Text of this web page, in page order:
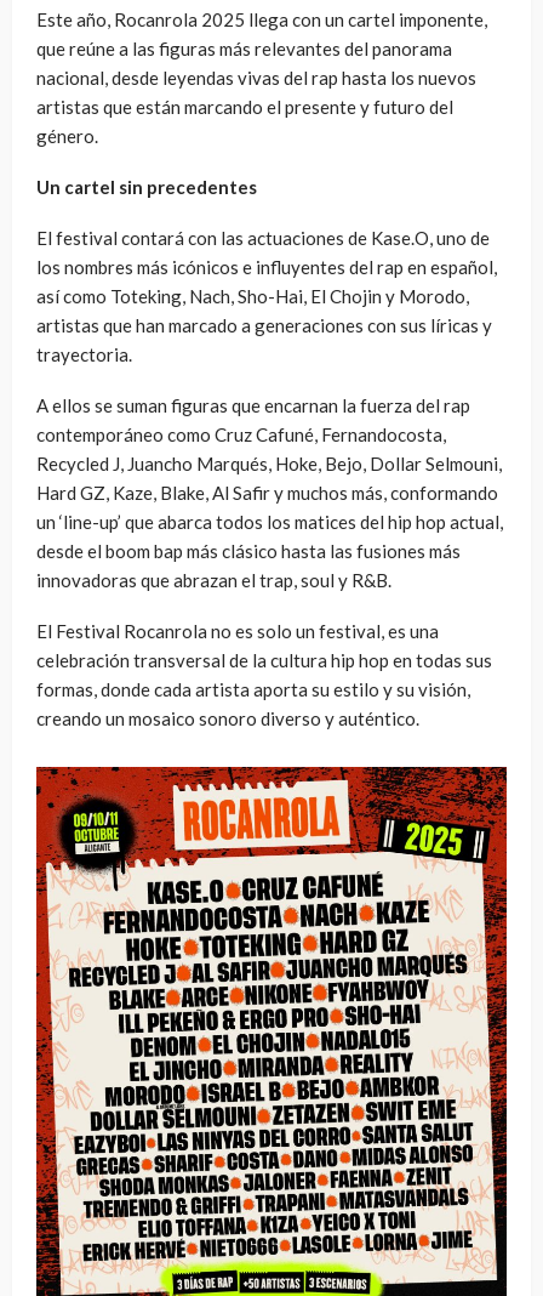
Este año, Rocanrola 2025 llega con un cartel imponente,
que reúne a las figuras más relevantes del panorama
nacional, desde leyendas vivas del rap hasta los nuevos
artistas que están marcando el presente y futuro del
género.
Un cartel sin precedentes
El festival contará con las actuaciones de Kase.O, uno de
los nombres más icónicos e influyentes del rap en español,
así como Toteking, Nach, Sho-Hai, El Chojin y Morodo,
artistas que han marcado a generaciones con sus líricas y
trayectoria.
A ellos se suman figuras que encarnan la fuerza del rap
contemporáneo como Cruz Cafuné, Fernandocosta,
Recycled J, Juancho Marqués, Hoke, Bejo, Dollar Selmouni,
Hard GZ, Kaze, Blake, Al Safir y muchos más, conformando
un ‘line-up’ que abarca todos los matices del hip hop actual,
desde el boom bap más clásico hasta las fusiones más
innovadoras que abrazan el trap, soul y R&B.
El Festival Rocanrola no es solo un festival, es una
celebración transversal de la cultura hip hop en todas sus
formas, donde cada artista aporta su estilo y su visión,
creando un mosaico sonoro diverso y auténtico.